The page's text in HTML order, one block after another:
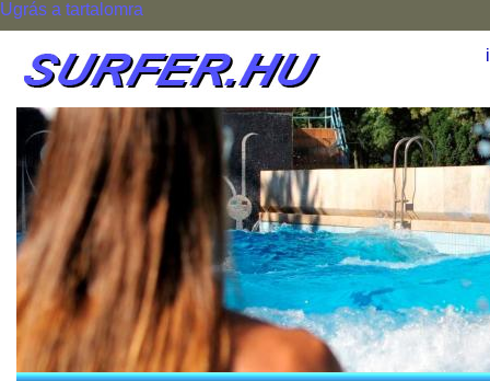
Ugrás a tartalomra